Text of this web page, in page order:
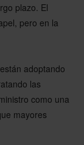
plazo. El
pero en la
adoptando
las
como una
mayores